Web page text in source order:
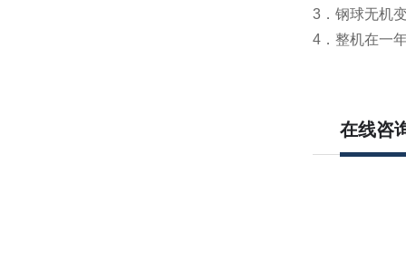
3．钢球无机
4．整机在一
在线咨